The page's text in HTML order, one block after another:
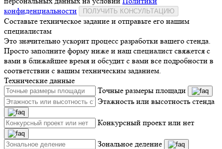
конфиденциальности
ПОЛУЧИТЬ КОНСУЛЬТАЦИЮ
Составьте техническое задание и отправьте его нашим
специалистам
Это значительно ускорит процесс разработки вашего стенда.
Просто заполните форму ниже и наш специалист свяжется с
вами в ближайшее время и обсудит с вами все подробности в
соответствии с вашим техническим заданием.
Технические данные
Точные размеры площади
Этажность или высотность стенда
Конкурсный проект или нет
Зональное деление